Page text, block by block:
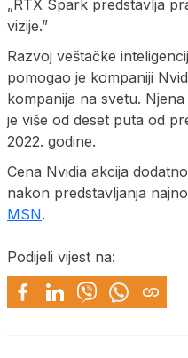
„RTX Spark predstavlja
vizije.”
Razvoj veštačke
pomogao je kompaniji
kompanija na svetu.
je više od deset puta od
2022. godine.
Cena Nvidia akcija
nakon predstavljanja
MSN.
Podijeli vijest na: